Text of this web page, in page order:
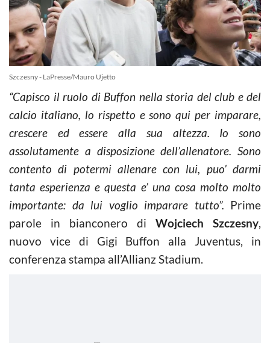
Szczesny - LaPresse/Mauro Ujetto
“Capisco il ruolo di Buffon nella storia del club e del
calcio italiano, lo rispetto e sono qui per imparare,
crescere ed essere alla sua altezza. Io sono
assolutamente a disposizione dell’allenatore. Sono
contento di potermi allenare con lui, puo’ darmi
tanta esperienza e questa e’ una cosa molto molto
importante: da lui voglio imparare tutto”. Prime
parole in bianconero di Wojciech Szczesny,
nuovo vice di Gigi Buffon alla Juventus, in
conferenza stampa all’Allianz Stadium.